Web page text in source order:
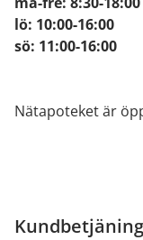
lö: 10:00-16:00
sö: 11:00-16:00
Nätapoteket är
Kundbetjäning